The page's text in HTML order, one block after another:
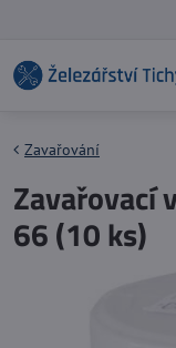
Zavařování
Zavařovací
66 (10 ks)